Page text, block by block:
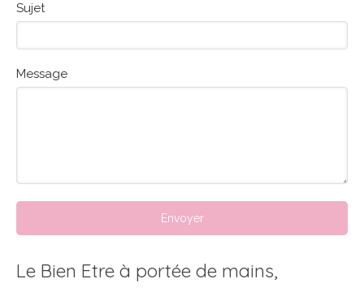
Sujet
Message
Envoyer
Le Bien Etre à portée de mains,